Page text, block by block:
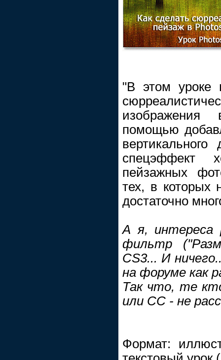
"В этом уроке
помощью
спецэффект
пейзажных
тех, в которых
достаточно
А я, интереса
фильтр
CS3... И
на форуме как
Так что, те
или СС - не
Формат: